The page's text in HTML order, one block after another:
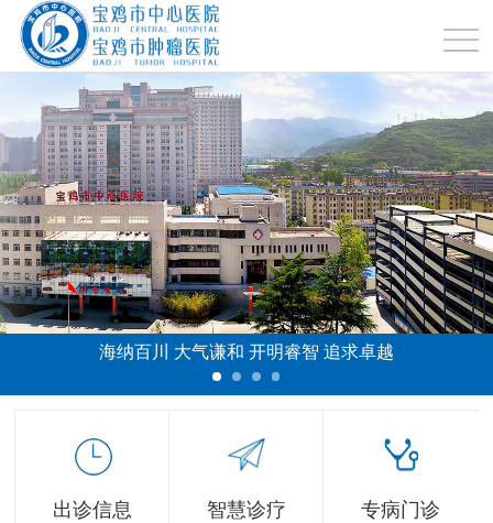
海纳百川 大气谦和 开明睿智 追求卓越
出诊信息 智慧诊疗 专病门诊